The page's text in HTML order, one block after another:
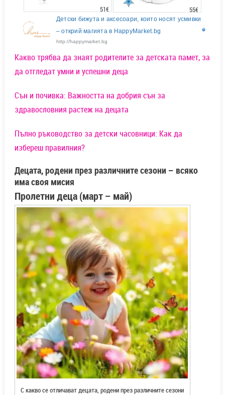
51€ 55€
Детски бижута и аксесоари, които носят усмивки
– открий магията в HappyMarket.bg
http://happymarket.bg
Какво трябва да знаят родителите за детската памет, за
да отгледат умни и успешни деца
Сън и почивка: Важността на добрия сън за
здравословния растеж на децата
Пълно ръководство за детски часовници: Как да
избереш правилния?
Децата, родени през различните сезони – всяко
има своя мисия
Пролетни деца (март – май)
С какво се отличават децата, родени през различните сезони